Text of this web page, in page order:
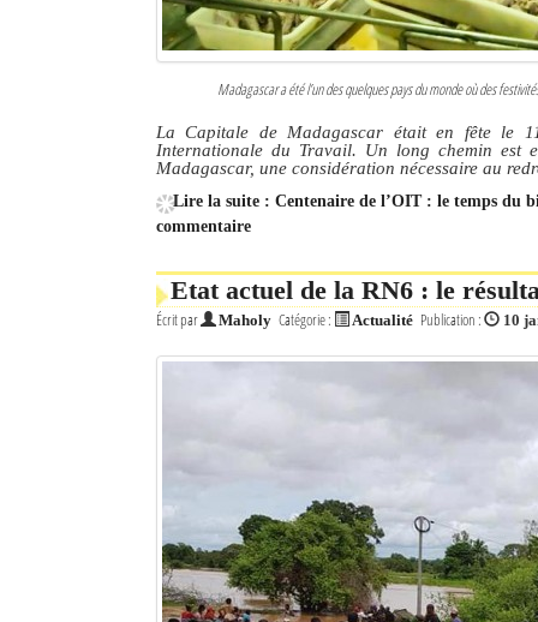
Madagascar a été l’un des quelques pays du monde où des
La Capitale de Madagascar était en fête le
Internationale du Travail. Un long chemin
Madagascar, une considération nécessaire au
Lire la suite : Centenaire de l’OIT : le temps du
commentaire
Etat actuel de la RN6 : le
Écrit par Maholy Catégorie : Actualité Publication : 10